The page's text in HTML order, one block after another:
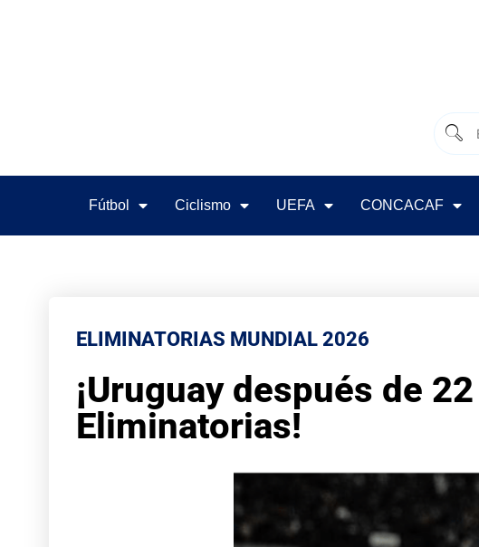
Fútbol Ciclismo UEFA CONCACAF
ELIMINATORIAS MUNDIAL 2026
¡Uruguay después de
Eliminatorias!